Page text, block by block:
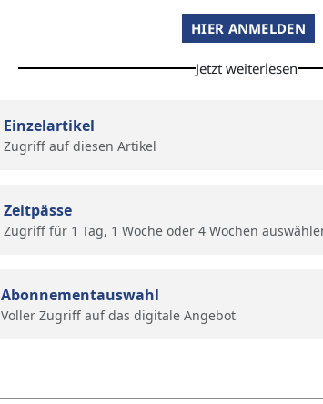
HIER ANMELDEN
Jetzt weiterlesen
Einzelartikel
Zugriff auf diesen Artikel
Zeitpässe
Zugriff für 1 Tag, 1 Woche oder 4 Wochen
Abonnementauswahl
Voller Zugriff auf das digitale Angebot